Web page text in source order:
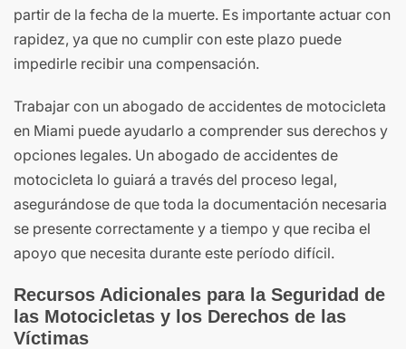
partir de la fecha de la muerte. Es importante actuar con
rapidez, ya que no cumplir con este plazo puede
impedirle recibir una compensación.
Trabajar con un abogado de accidentes de motocicleta
en Miami puede ayudarlo a comprender sus derechos y
opciones legales. Un abogado de accidentes de
motocicleta lo guiará a través del proceso legal,
asegurándose de que toda la documentación necesaria
se presente correctamente y a tiempo y que reciba el
apoyo que necesita durante este período difícil.
Recursos Adicionales para la Seguridad de
las Motocicletas y los Derechos de las
Víctimas